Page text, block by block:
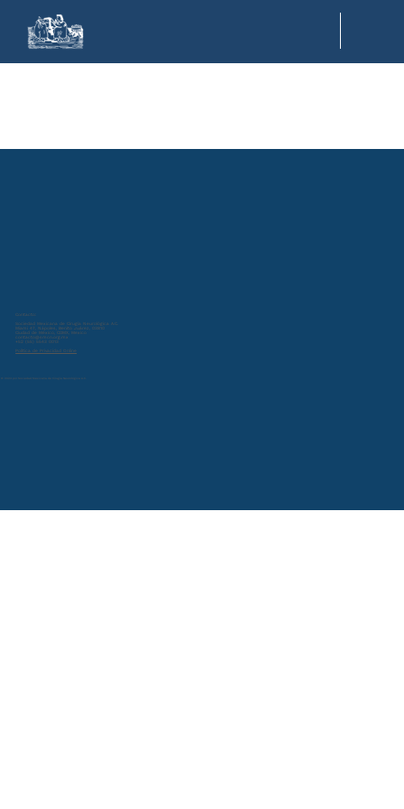
© 2024 por Sociedad Mexicana de Cirugía Neurológica A.C.
Contacto:
Sociedad Mexicana de Cirugía Neurológica A.C.
Miami 47, Nápoles, Benito Juárez, 03810
Ciudad de México, CDMX, Mexico
contacto@smcn.org.mx
+52 (55) 5543 0013
Política de Privacidad Online